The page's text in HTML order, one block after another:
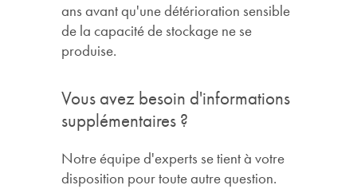
ans avant qu'une détérioration sensible
de la capacité de stockage ne se
produise.
Vous avez besoin d'informations
supplémentaires ?
Notre équipe d'experts se tient à votre
disposition pour toute autre question.